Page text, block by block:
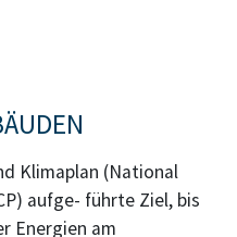
Klimaplan (National
aufge- führte Ziel, bis
Energien am